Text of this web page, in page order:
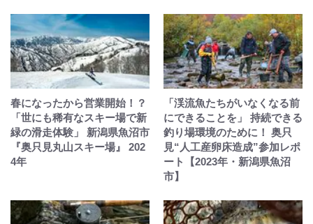
春になったから営業開始！？
「世にも稀有なスキー場で新
緑の滑走体験」 新潟県魚沼市
『奥只見丸山スキー場』 202
4年
「渓流魚たちがいなくなる前
にできることを」 持続できる
釣り場環境のために！ 奥只
見“人工産卵床造成”参加レポ
ート【2023年・新潟県魚沼
市】